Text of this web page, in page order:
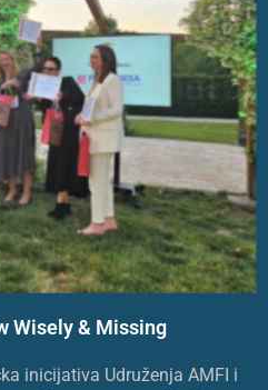
Wisely & Missing
inicijativa Udruženja AMFI i